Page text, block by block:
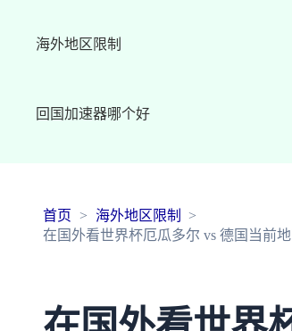
海外地区限制
回国加速器哪个好
首页
海外地区限制
在国外看世界杯厄瓜多尔 vs 德国当前